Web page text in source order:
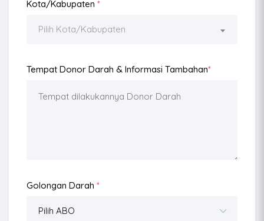
Kota/Kabupaten *
Pilih Kota/Kabupaten
Tempat Donor Darah & Informasi Tambahan*
Golongan Darah *